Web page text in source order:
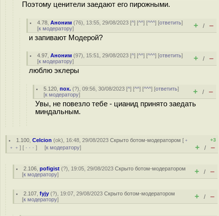
Поэтому ценители заедают его пирожными.
4.78 ,Аноним (76), 13:55, 29/08/2023 [^] [^^] [^^^] [ответить]
[к модератору] + / –
и запивают Модерой?
4.97 ,Аноним (97), 15:51, 29/08/2023 [^] [^^] [^^^] [ответить]
[к модератору] + / –
люблю эклеры
5.120 ,пох. (?), 09:56, 30/08/2023 [^] [^^] [^^^] [ответить]
[к модератору] + / –
Увы, не повезло тебе - цианид принято заедать
миндальным.
1.100 ,Celcion (ok), 16:48, 29/08/2023Скрыто ботом-модератором [ ﹢
﹢﹢ ] [ · · · ] [к модератору]
+3
+ / –
2.106 ,pofigist (?), 19:05, 29/08/2023Скрыто ботом-модератором
[к модератору] + / –
2.107 ,fyjy (?), 19:07, 29/08/2023Скрыто ботом-модератором
[к модератору] + / –